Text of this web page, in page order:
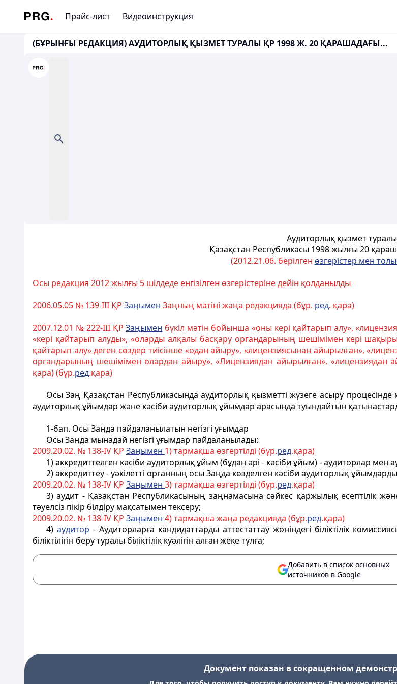
Прайс-лист Видеоинструкция
(БҰРЫНҒЫ РЕДАКЦИЯ) АУДИТОРЛЫҚ ҚЫЗМЕТ ТУРАЛЫ ҚР 1998 Ж. 20 ҚАРАШАДАҒЫ...
Аудиторлық қызмет туралы
Қазақстан Республикасы 1998 жылғы 20
(2012.21.06. берілген өзгерістер мен толы
Осы редакция 2012 жылғы 5 шілдеде енгізілген өзгерістеріне дейін қолданылды
2006.05.05 № 139-III ҚР Заңымен Заңның мәтіні жаңа редакцияда (бұр. ред. қара)
2007.12.01 № 222-III ҚРЗаңымен бүкіл мәтін бойынша «оны кері қайтарып алу»,
«кері қайтарып алуды», «оларды алқалы басқару органдарының шешімімен кері
қайтарып алу» деген сөздер тиісінше «одан айыру», «лицензиясынан айырылған»,
органдарының шешімімен олардан айыру», «Лицензиядан айырылған», «лицензиядан
қара) (бұр.ред.қара)
Осы Заң Қазақстан Республикасында аудиторлық қызметті жүзеге асыру
аудиторлық ұйымдар және кәсіби аудиторлық ұйымдар арасында туындайтын
1-бап. Осы Заңда пайдаланылатын негізгі ұғымдар
Осы Заңда мынадай негізгі ұғымдар пайдаланылады:
2009.20.02. № 138-IV ҚР Заңымен 1) тармақша өзгертілді (бұр.ред.қара)
1) аккредиттелген кәсіби аудиторлық ұйым (бұдан әрі - кәсіби ұйым) -аудиторлар мен
2) аккредиттеу - уәкілетті органның осы Заңда көзделген кәсіби аудиторлық
2009.20.02. № 138-IV ҚР Заңымен 3) тармақша өзгертілді (бұр.ред.қара)
3) аудит - Қазақстан Республикасының заңнамасына сәйкес қаржылық есептілік
тәуелсіз пікір білдіру мақсатымен тексеру;
2009.20.02. № 138-IV ҚР Заңымен 4) тармақша жаңа редакцияда (бұр.ред.қара)
4) аудитор - Аудиторларға кандидаттарды аттестаттау жөніндегі біліктілік
біліктілігін беру туралы біліктілік куәлігін алған жеке тұлға;
Добавить в список основных
источников в Google
Документ показан в сокращенном